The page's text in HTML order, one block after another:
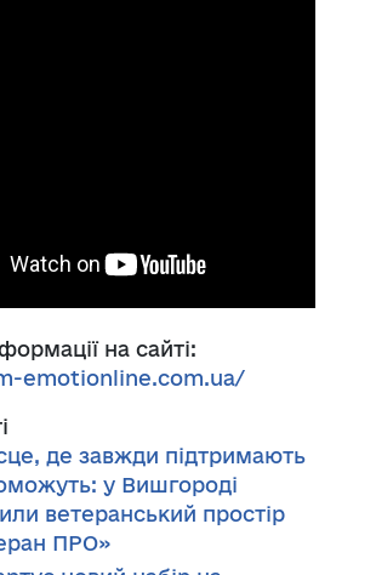
на сайті:
emotionline.com.ua/
де завжди підтримають
у Вишгороді
ветеранський простір
ПРО»